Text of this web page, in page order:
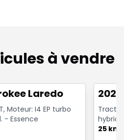
à vendre
Laredo
Moteur: I4 EP turbo
- Essence
25 km